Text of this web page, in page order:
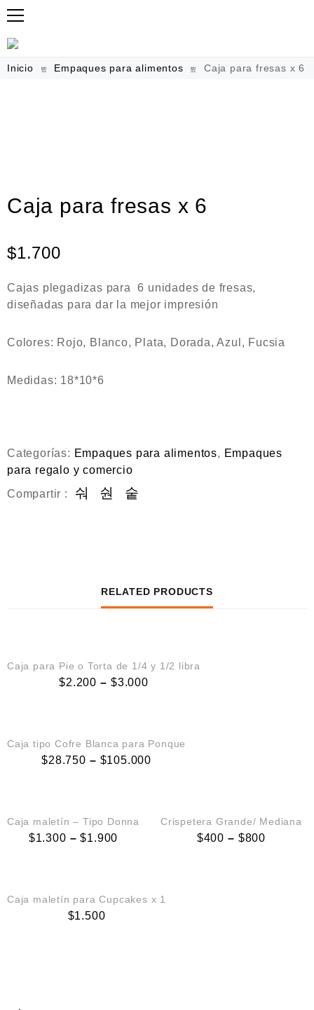
Inicio Empaques para alimentos Caja para fresas x 6
Caja para fresas x 6
$1.700
Cajas plegadizas para 6 unidades de fresas,
diseñadas para dar la mejor impresión
Colores: Rojo, Blanco, Plata, Dorada, Azul, Fucsia
Medidas: 18*10*6
Categorías: Empaques para alimentos, Empaques
para regalo y comercio
Compartir :
RELATED PRODUCTS
Caja para Pie o Torta de 1/4 y 1/2 libra
$2.200 – $3.000
Caja tipo Cofre Blanca para Ponque
$28.750 – $105.000
Caja maletín – Tipo Donna
$1.300 – $1.900
Crispetera Grande/ Mediana
$400 – $800
Caja maletín para Cupcakes x 1
$1.500